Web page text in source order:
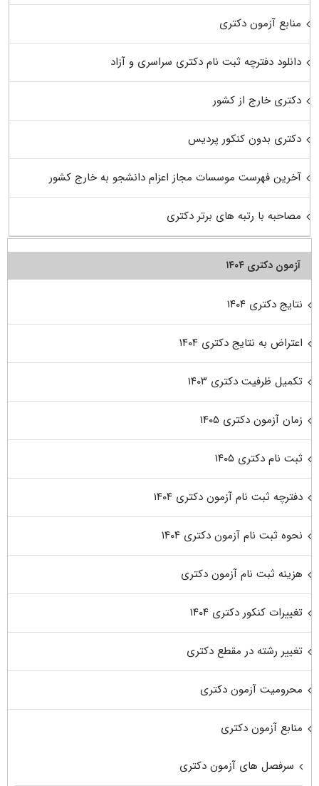
منابع آزمون دکتری
دانلود دفترچه ثبت نام دکتری سراسری و آزاد
دکتری خارج از کشور
دکتری بدون کنکور پردیس
آخرین فهرست موسسات مجاز اعزام دانشجو به خارج کشور
مصاحبه با رتبه های برتر دکتری
آزمون دکتری ۱۴۰۴
نتایج دکتری ۱۴۰۴
اعتراض به نتایج دکتری ۱۴۰۴
تکمیل ظرفیت دکتری ۱۴۰۳
زمان آزمون دکتری ۱۴۰۵
ثبت نام دکتری ۱۴۰۵
دفترچه ثبت نام آزمون دکتری ۱۴۰۴
نحوه ثبت نام آزمون دکتری ۱۴۰۴
هزینه ثبت نام آزمون دکتری
تغییرات کنکور دکتری ۱۴۰۴
تغییر رشته در مقطع دکتری
محرومیت آزمون دکتری
منابع آزمون دکتری
سرفصل های آزمون دکتری